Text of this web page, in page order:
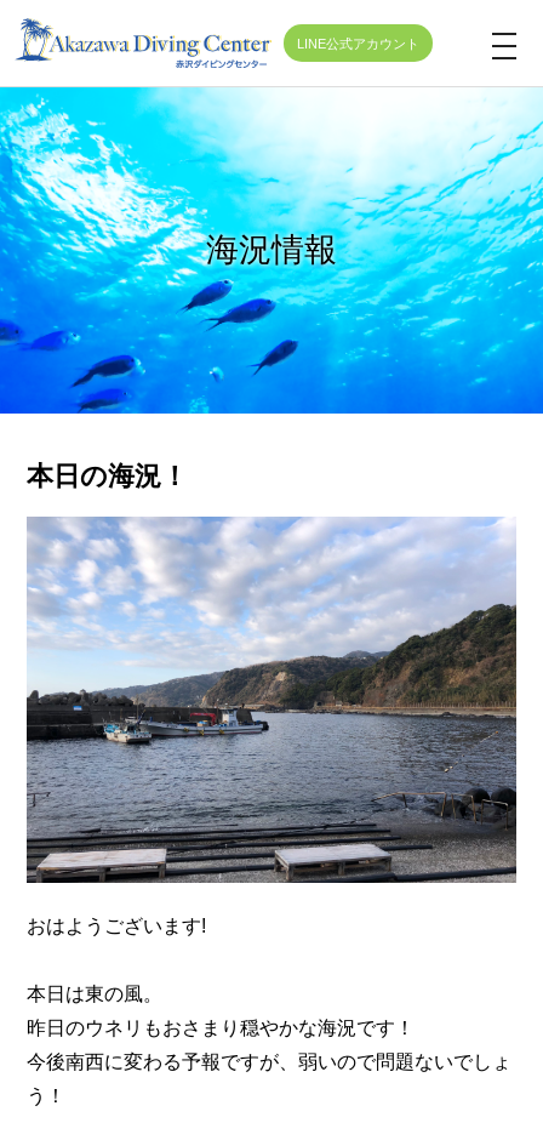
LINE公式アカウント
t
o
g
e
n
a
v
o
海況情報
本日の海況！
おはようございます!
本日は東の風。
昨日のウネリもおさまり穏やかな海況です！
今後南西に変わる予報ですが、弱いので問題ないでしょ
う！